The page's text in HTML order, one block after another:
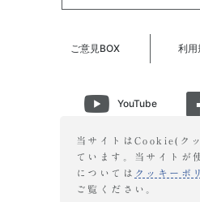
ご意見BOX 利用
YouTube
Instagram
©2026 ICHIJO GUNMA
当サイトはCookie(ク
ています。当サイトが
については クッキーポ
ご覧ください。